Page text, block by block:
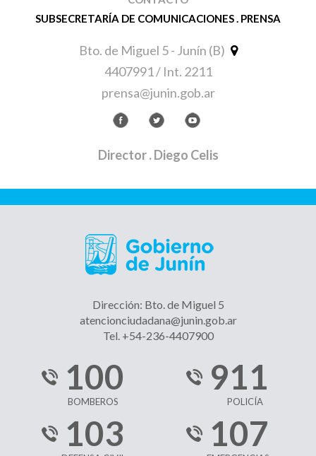
SUBSECRETARÍA DE COMUNICACIONES . PRENSA
Bto. de Miguel 5 - Junín (B)
4407991 / Int. 2211
prensa@junin.gob.ar
Director. Diego Celis
Dirección: Bto. de Miguel 5
atencionciudadana@junin.gob.ar
Tel. +54-236-4407900
100
BOMBEROS
911
POLICÍA
103 107